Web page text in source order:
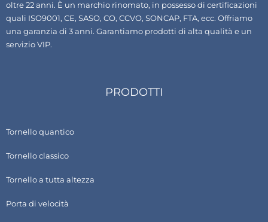
oltre 22 anni. È un marchio rinomato, in possesso di certificazioni
quali ISO9001, CE, SASO, CO, CCVO, SONCAP, FTA, ecc. Offriamo
una garanzia di 3 anni. Garantiamo prodotti di alta qualità e un
servizio VIP.
PRODOTTI
Tornello quantico
Tornello classico
Tornello a tutta altezza
Porta di velocità